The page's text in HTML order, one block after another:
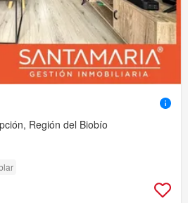
Región del Biobío